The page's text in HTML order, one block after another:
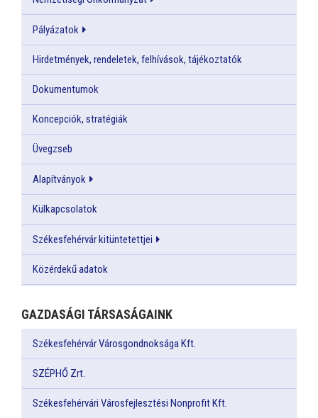
Pályázatok
Hirdetmények, rendeletek, felhívások, tájékoztatók
Dokumentumok
Koncepciók, stratégiák
Üvegzseb
Alapítványok
Külkapcsolatok
Székesfehérvár kitüntetettjei
Közérdekű adatok
GAZDASÁGI TÁRSASÁGAINK
Székesfehérvár Városgondnoksága Kft.
SZÉPHŐ Zrt.
Székesfehérvári Városfejlesztési Nonprofit Kft.